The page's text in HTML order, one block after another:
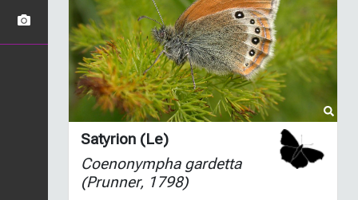
Satyrion (Le)
Coenonympha gardetta
(Prunner, 1798)